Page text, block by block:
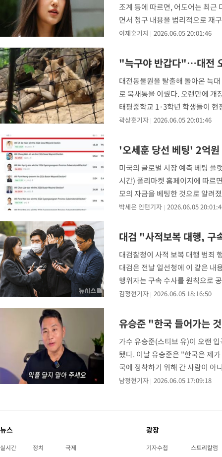
조계 등에 따르면, 어도어는 최근
면서 청구 내용을 법리적으로 재
친(20억
이재훈기자 2026.06.05 20:01:46
"늑구야 반갑다"…대전
대전동물원을 탈출해 돌아온 늑
로 북새통을 이뤘다. 오랜만에 개
태평중학교 1·3학년 학생들이
경기
곽상훈기자 2026.06.05 20:01:46
'오세훈 당선 베팅' 2억
미국의 글로벌 시장 예측 베팅
시간) 폴리마켓 홈페이지에 따르
모의 자금을 베팅한 것으로 알려
박세은 인턴기자 2026.06.05
대검 "사적보복 대행,
대검찰청이 사적 보복 대행 범죄
대검은 전날 일선청에 이 같은 내
행위자는 구속 수사를 원칙으로
재판에 넘김)하
김정현기자 2026.06.05 18:16:50
유승준 "한국 들어가는
가수 유승준(스티브 유)이 오랜
됐다. 이날 유승준은 "한국은 제
국에 정착하기 위해 간 사람이 아
다"고
남정현기자 2026.06.05 17:09:18
뉴스
실시간 정치 국제
광장
기자수첩 스토리칼럼